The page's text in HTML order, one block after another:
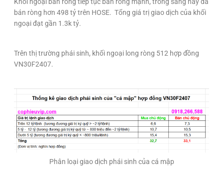
Khối ngoại bán ròng tiếp tục bán ròng mạnh, trong sáng nay đã
bán ròng hơn 498 tỷ trên HOSE. Tổng giá trị giao dịch của khối
ngoại đạt gần 1.3k tỷ.
Trên thị trường phái sinh, khối ngoại long ròng 512 hợp đồng
VN30F2407.
Phân loại giao dịch phái sinh của cá mập